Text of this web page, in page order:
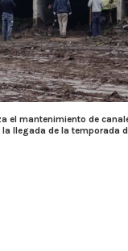
el mantenimiento de
la llegada de la temporada